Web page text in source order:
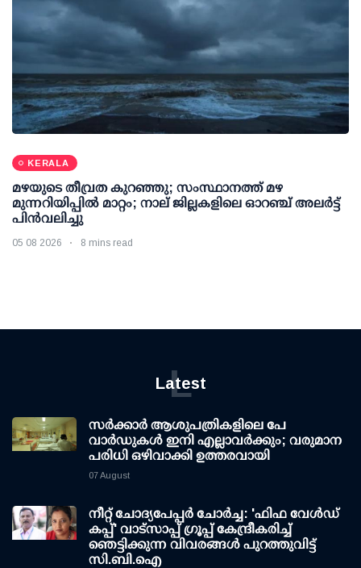
KERALA
മഴയുടെ തീവ്രത കുറഞ്ഞു; സംസ്ഥാനത്ത് മഴ
മുന്നറിയിപ്പിൽ മാറ്റം; നാല് ജില്ലകളിലെ ഓറഞ്ച് അലർട്ട്
പിൻവലിച്ചു
05 08 2026 8 mins read
Latest
L
സര്‍ക്കാര്‍ ആശുപത്രികളിലെ പേ
വാര്‍ഡുകള്‍ ഇനി എല്ലാവര്‍ക്കും; വരുമാന
പരിധി ഒഴിവാക്കി ഉത്തരവായി
07 August
നീറ്റ് ചോദ്യപേപ്പര്‍ ചോര്‍ച്ച: 'ഫിഫ വേള്‍ഡ്
കപ്പ്' വാട്സാപ്പ് ഗ്രൂപ്പ് കേന്ദ്രീകരിച്ച്
ഞെട്ടിക്കുന്ന വിവരങ്ങള്‍ പുറത്തുവിട്ട്
സി.ബി.ഐ